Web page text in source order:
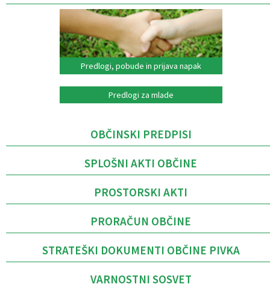
Predlogi, pobude in prijava napak
Predlogi za mlade
OBČINSKI PREDPISI
SPLOŠNI AKTI OBČINE
PROSTORSKI AKTI
PRORAČUN OBČINE
STRATEŠKI DOKUMENTI OBČINE PIVKA
VARNOSTNI SOSVET